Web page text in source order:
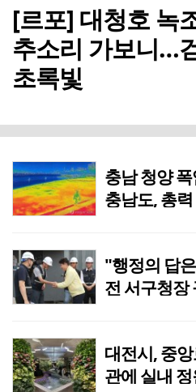
1시간전 천안시, 폭염 대비 주요
1시간전 충남혁신센터, 오픈이노
1시간전
1시간전
1시간전
1시간전
1시간전
1시간전
1시간전 천안시, 여름방학 맞아
1시간전
[르포] 대청호 녹
추소리 가보니…
초록빛
충남 청양
충남도, 총
"행정의 답
전 서구청장
대전시, 중
관에 실내